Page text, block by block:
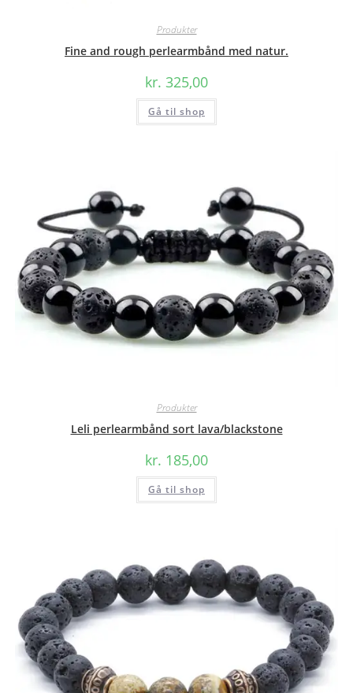
Produkter
Fine and rough perlearmbånd med natur.
kr. 325,00
Gå til shop
Produkter
Leli perlearmbånd sort lava/blackstone
kr. 185,00
Gå til shop